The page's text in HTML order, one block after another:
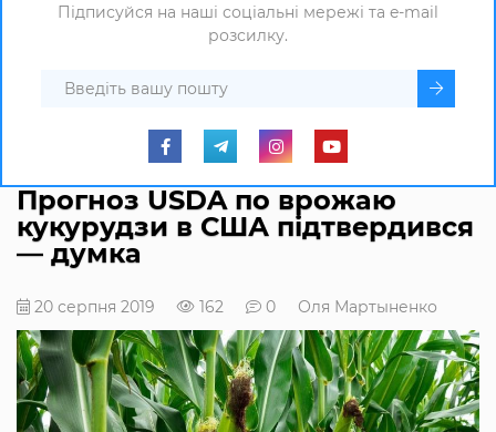
Підписуйся на наші соціальні мережі та e-mail
розсилку.
Прогноз USDA по врожаю
кукурудзи в США підтвердився
— думка
20 серпня 2019 162 0 Оля Мартыненко